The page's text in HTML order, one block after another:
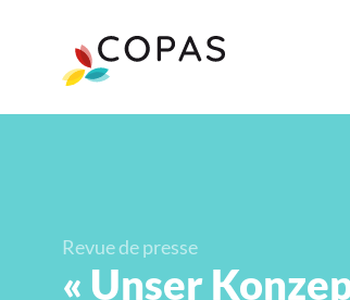
Revue de presse
« Unser